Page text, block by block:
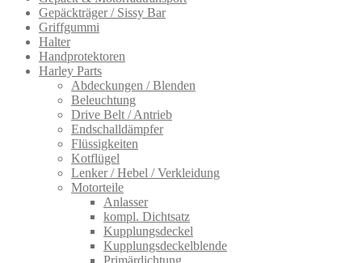
Gepäckträger / Sissy Bar
Griffgummi
Halter
Handprotektoren
Harley Parts
Abdeckungen / Blenden
Beleuchtung
Drive Belt / Antrieb
Endschalldämpfer
Flüssigkeiten
Kotflügel
Lenker / Hebel / Verkleidung
Motorteile
Anlasser
kompl. Dichtsatz
Kupplungsdeckel
Kupplungsdeckelblende